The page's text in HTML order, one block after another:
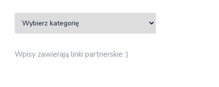
Wpisy zawierają linki partnerskie :)